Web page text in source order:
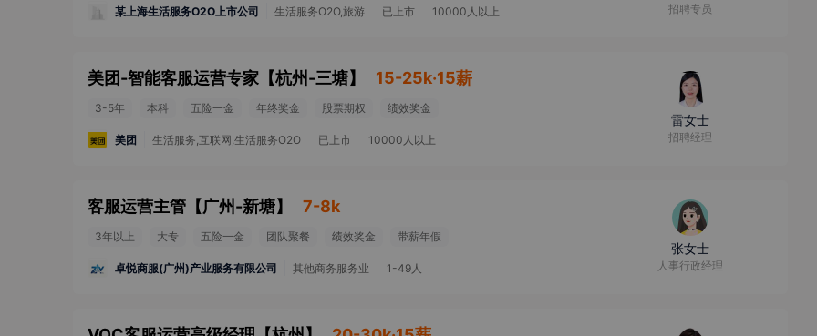
某上海生活服务O2O上市公司 生活服务O2O,旅游 已上市 10000人以上 招聘专员
美团-智能客服运营专家 【杭州-三塘】 15-25k·15薪
3-5年 本科 五险一金 年终奖金 股票期权 绩效奖金
美团 生活服务,互联网,生活服务O2O 已上市 10000人以上
雷女士
招聘经理
客服运营主管 【广州-新塘】 7-8k
3年以上 大专 五险一金 团队聚餐 绩效奖金 带薪年假
卓悦商服(广州)产业服务有限公司 其他商务服务业 1-49人
张女士
人事行政经理